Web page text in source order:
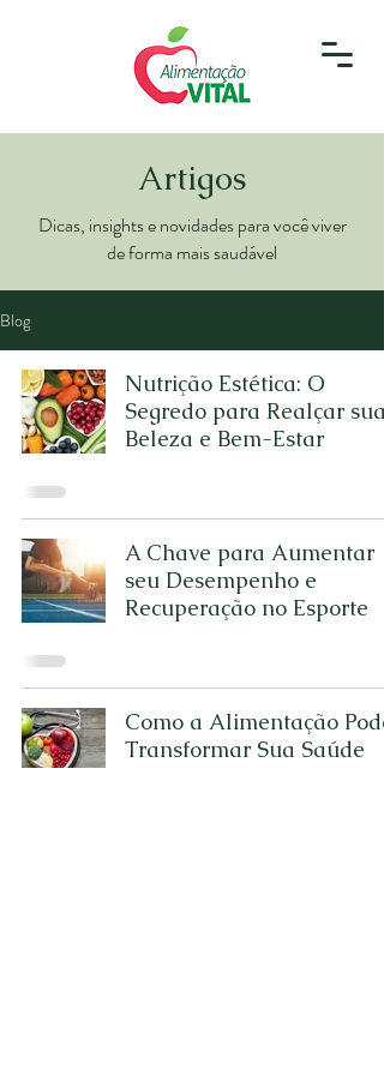
Artigos
Dicas, insights e novidades para você viver
de forma mais saudável
Blog
Nutrição Estética: O
Segredo para Realçar sua
Beleza e Bem-Estar
A Chave para Aumentar
seu Desempenho e
Recuperação no Esporte
Como a Alimentação Pode
Transformar Sua Saúde